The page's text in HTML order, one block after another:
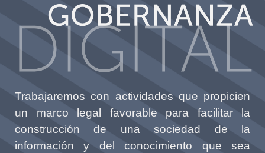
Trabajaremos con actividades que propicien
un marco legal favorable para facilitar la
construcción de una sociedad de la
información y del conocimiento que sea